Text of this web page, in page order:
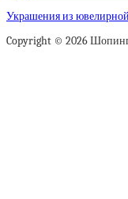
Украшения из
Copyright © 2026